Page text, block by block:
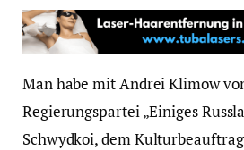
Man habe mit Andrei Klimow
Regierungspartei „Einiges
Schwydkoi, dem